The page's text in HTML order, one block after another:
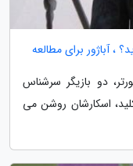
، آباژور برای مطالعه
دو بازیگر سرشناس
اسکارشان روشن می